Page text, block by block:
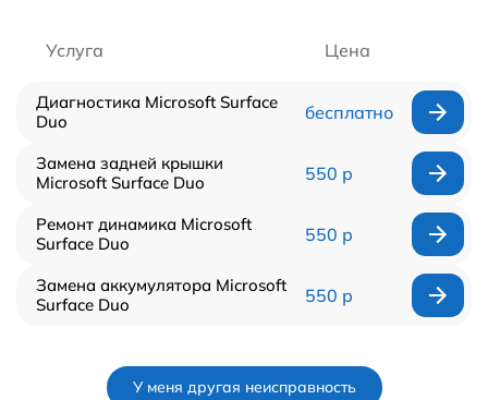
Услуга Цена
Диагностика Microsoft Surface
Duo
бесплатно
Замена задней крышки
Microsoft Surface Duo
550 р
Ремонт динамика Microsoft
Surface Duo
550 р
Замена аккумулятора Microsoft
Surface Duo
550 р
У меня другая неисправность